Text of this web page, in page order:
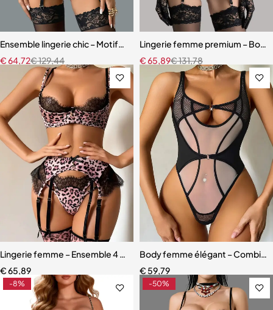
Ensemble lingerie chic – Motifs cœur, découpes raffinées et
€129,44
€64,72
Lingerie femme premium –
€131,78
€65,89
Lingerie femme – Ensemble 4 pièces avec bas assortis et dentelle
€65,89
Body femme élégant –
€ 59,79
-8% -50%